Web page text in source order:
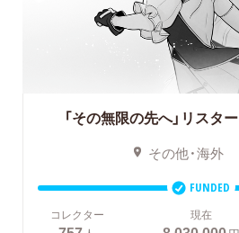
「その無限の先へ」リスタ
その他・海外
FUNDED
コレクター
現在